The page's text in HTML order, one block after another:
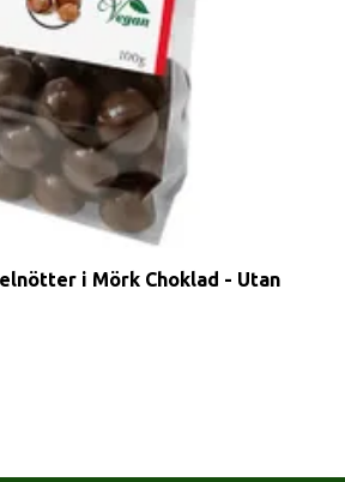
i Mörk Choklad - Utan